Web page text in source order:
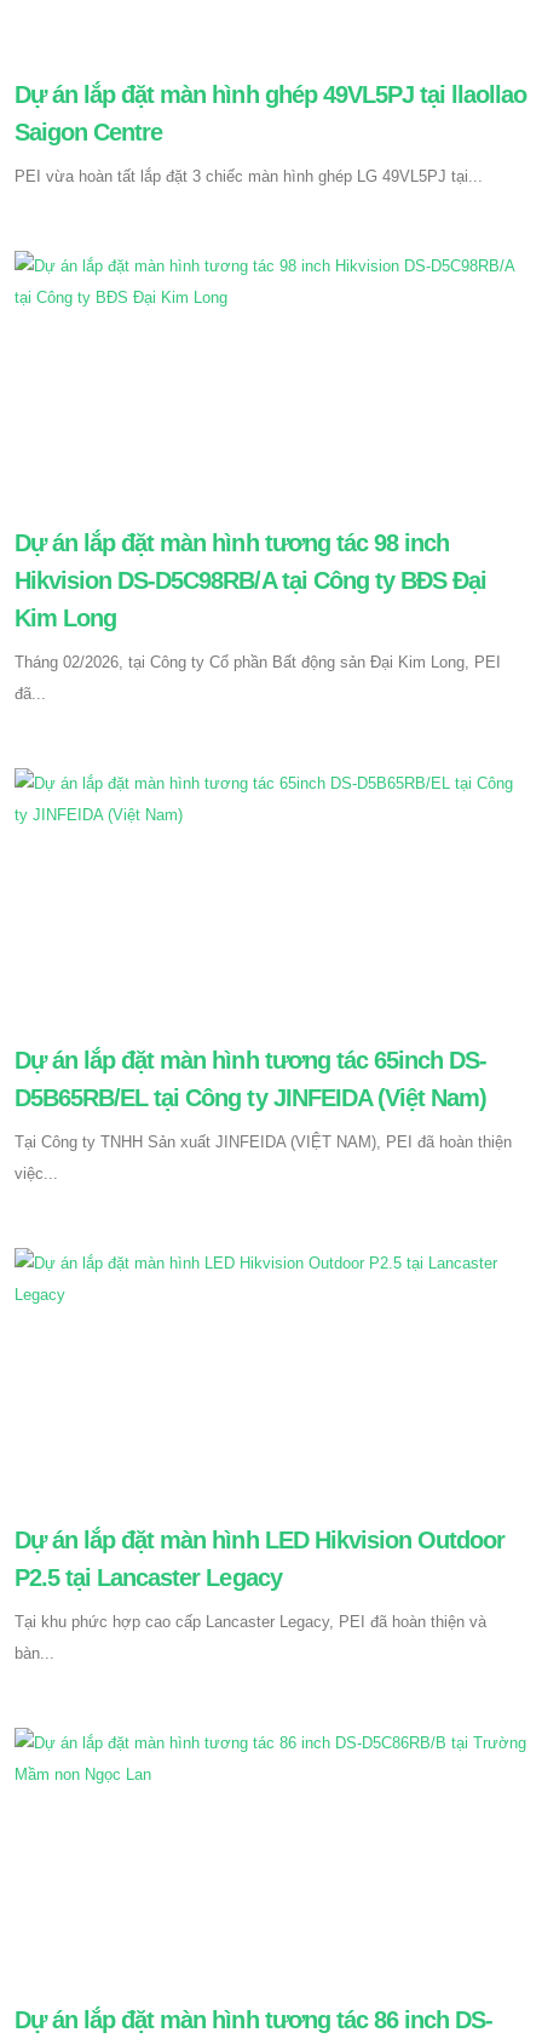
Dự án lắp đặt màn hình ghép 49VL5PJ tại llaollao
Saigon Centre
PEI vừa hoàn tất lắp đặt 3 chiếc màn hình ghép LG 49VL5PJ tại...
Dự án lắp đặt màn hình tương tác 98 inch
Hikvision DS-D5C98RB/A tại Công ty BĐS Đại
Kim Long
Tháng 02/2026, tại Công ty Cổ phần Bất động sản Đại Kim Long, PEI
đã...
Dự án lắp đặt màn hình tương tác 65inch DS-
D5B65RB/EL tại Công ty JINFEIDA (Việt Nam)
Tại Công ty TNHH Sản xuất JINFEIDA (VIỆT NAM), PEI đã hoàn thiện
việc...
Dự án lắp đặt màn hình LED Hikvision Outdoor
P2.5 tại Lancaster Legacy
Tại khu phức hợp cao cấp Lancaster Legacy, PEI đã hoàn thiện và
bàn...
Dự án lắp đặt màn hình tương tác 86 inch DS-